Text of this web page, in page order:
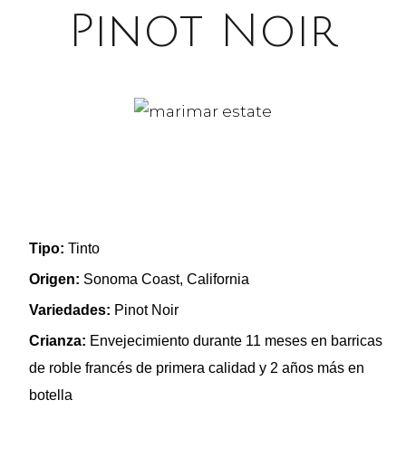
Pinot Noir
Tipo: Tinto
Origen: Sonoma Coast, California
Variedades: Pinot Noir
Crianza: Envejecimiento durante 11 meses en barricas
de roble francés de primera calidad y 2 años más en
botella